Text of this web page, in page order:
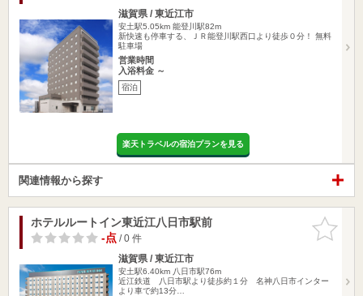
滋賀県 / 東近江市
安土駅5.05km 能登川駅82m
新快速も停車する、ＪＲ能登川駅西口より徒歩０分！ 無料
駐車場
営業時間
入浴料金 ～
宿泊
楽天トラベルの宿泊プランを見る
関連情報から探す
お気に入
りに追加
ホテルルートイン東近江八日市駅前
-点/ 0 件
滋賀県 / 東近江市
安土駅6.40km 八日市駅76m
近江鉄道 八日市駅より徒歩約１分 名神八日市インター
より車で約13分…